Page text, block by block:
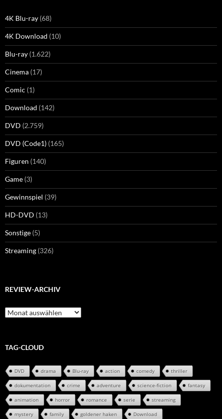
4K Blu-ray (68)
4K Download (10)
Blu-ray (1.622)
Cinema (17)
Comic (1)
Download (142)
DVD (2.759)
DVD (Code1) (165)
Figuren (140)
Game (3)
Gewinnspiel (39)
HD-DVD (13)
Sonstige (5)
Streaming (326)
REVIEW-ARCHIV
Review-
Archiv
TAG-CLOUD
DVD drama Blu-ray action comedy thriller
dokumentation crime adventure science-fiction fantasy
animation horror romance serie streaming
mystery family goldener haken Download